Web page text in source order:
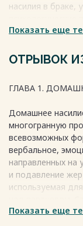
насилия в браке,
«приобретенная
Последствия
на их матерей,
доме,
поведенческих
внимания в
проявлениям
Весь текст
Показать еще
ОТРЫВОК
ГЛАВА 1.
Домашнее
многогранную
всевозможных
вербальное,
направленных на
и подавление
используемая
большинство
Показать еще